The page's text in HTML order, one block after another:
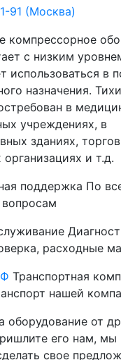
91 (Москва)
компрессорное
с низким
использоваться в
назначения.
в
учреждениях, в
зданиях,
и т.д.
поддержка По
расходные
Транспортная
нашей
оборудование от
его нам, мы
свое